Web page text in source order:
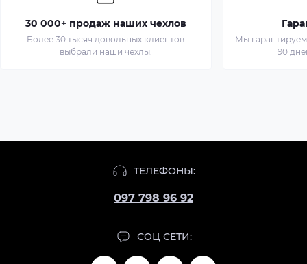
30 000+ продаж наших чехлов
Более 30 тысяч довольных клиентов
выбрали наши чехлы.
Мы гарантируем
90
ТЕЛЕФОНЫ:
097 798 96 92
СОЦ СЕТИ: